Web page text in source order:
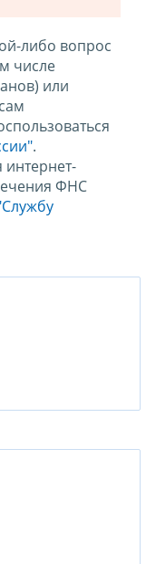
либо вопрос
числе
или
.
ФНС